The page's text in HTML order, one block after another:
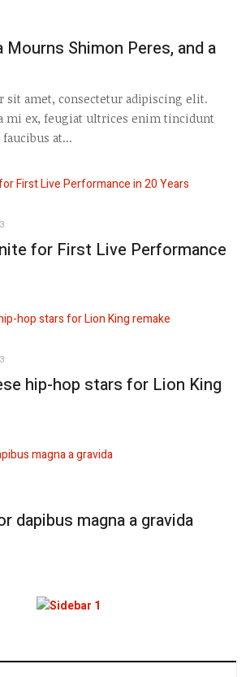
Mourns Shimon Peres, and a
sit amet, consectetur adipiscing elit.
mi ex, feugiat ultrices enim tincidunt
at...
for First Live Performance
hip-hop stars for Lion King
dapibus magna a gravida